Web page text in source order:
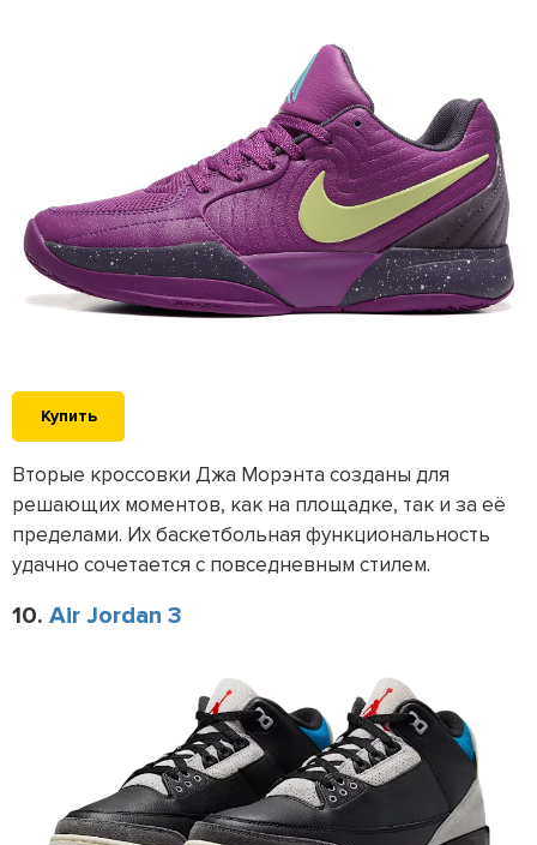
Купить
Вторые кроссовки Джа Морэнта созданы для
решающих моментов, как на площадке, так и за её
пределами. Их баскетбольная функциональность
удачно сочетается с повседневным стилем.
10. Air Jordan 3